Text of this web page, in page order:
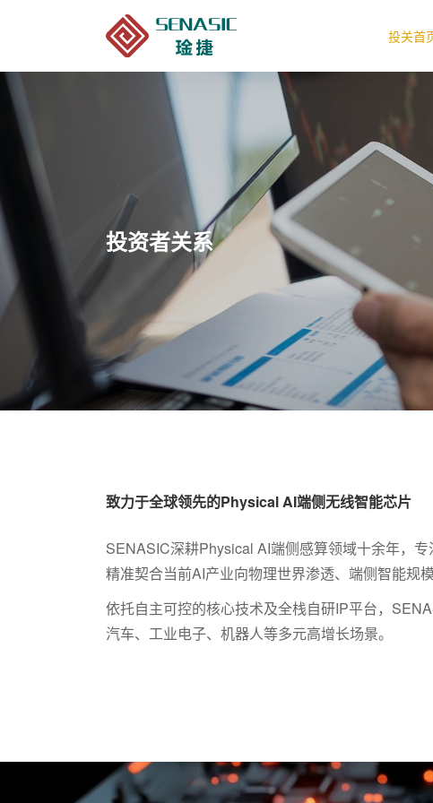
投关首
投资者关系
致力于全球领先的Physical AI端侧无线智能芯片
SENASIC深耕Physical AI端侧感算领域十余年，
精准契合当前AI产业向物理世界渗透、端侧智能规
依托自主可控的核心技术及全栈自研IP平台，
汽车、工业电子、机器人等多元高增长场景。